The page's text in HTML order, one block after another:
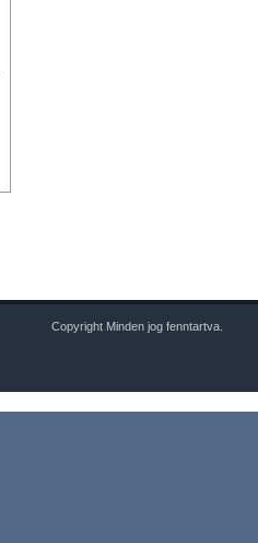
Copyright Minden jog fenntartva.